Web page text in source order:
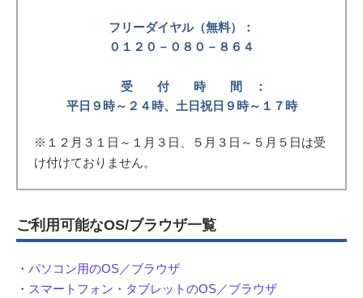
フリーダイヤル（無料）：
０１２０－０８０－８６４
受 付 時 間 ：
平日９時～２４時、土日祝日９時～１７時
※１２月３１日～１月３日、５月３日～５月５日は受
け付けておりません。
ご利用可能なOS/ブラウザ一覧
・ パソコン用のOS／ブラウザ
・ スマートフォン・タブレットのOS／ブラウザ